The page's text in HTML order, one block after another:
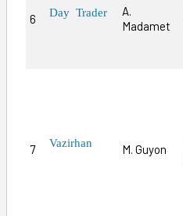
6
Day Trader
A.
Madamet
7
Vazirhan
M. Guyon